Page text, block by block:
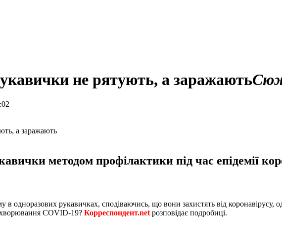
не рятують, а заражають
методом профілактики під час епідемії
в одноразових рукавичках, сподіваючись, що вони захистять від
COVID-19? Корреспондент.net розповідає подробиці.